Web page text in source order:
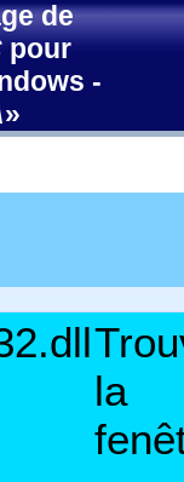
de
pour
-
»
la